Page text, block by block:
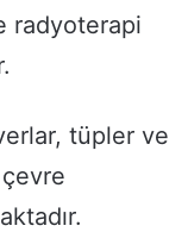
radyoterapi
tüpler ve
çevre